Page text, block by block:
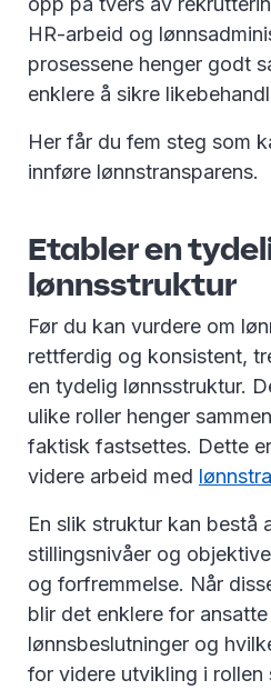
HR-arbeid og
prosessene henger godt
enklere å sikre
Her får du fem steg som
innføre lønnstransparens.
Etabler en
lønnsstruktur
Før du kan vurdere om
rettferdig og konsistent,
en tydelig lønnsstruktur.
ulike roller henger
faktisk fastsettes. Dette
videre arbeid med
En slik struktur kan bestå
stillingsnivåer og
og forfremmelse. Når
blir det enklere for
lønnsbeslutninger og
for videre utvikling i rollen